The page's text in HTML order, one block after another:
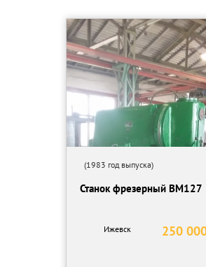
1930x1850x1995
(1983 год выпуска)
Станок фрезерный ВМ127
250
Ижевск